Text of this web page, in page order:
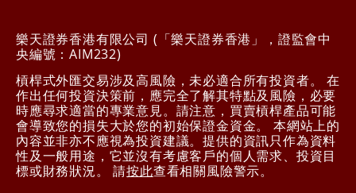
樂天證券香港有限公司 (「樂天證券香港」，證監會中
央編號：AIM232)
槓桿式外匯交易涉及高風險，未必適合所有投資者。 在
作出任何投資決策前，應完全了解其特點及風險，必要
時應尋求適當的專業意見。請注意，買賣槓桿產品可能
會導致您的損失大於您的初始保證金資金。 本網站上的
內容並非亦不應視為投資建議。提供的資訊只作為資料
性及一般用途，它並沒有考慮客戶的個人需求、投資目
標或財務狀況。 請按此查看相關風險警示。